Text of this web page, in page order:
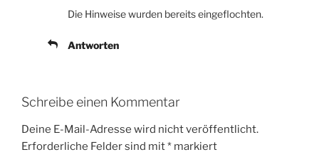
Die Hinweise wurden bereits eingeflochten.
Antworten
Schreibe einen Kommentar
Deine E-Mail-Adresse wird nicht veröffentlicht.
Erforderliche Felder sind mit* markiert